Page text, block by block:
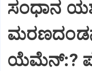
ಸಂಧಾನ
ಯೆಮೆನ್:?